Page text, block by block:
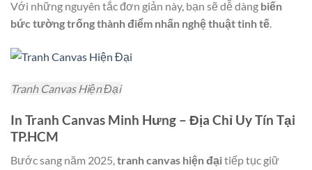
Với những nguyên tắc đơn giản này, bạn sẽ dễ dàng biến
bức tường trống thành điểm nhấn nghệ thuật tinh tế.
Tranh Canvas Hiện Đại
In Tranh Canvas Minh Hưng – Địa Chỉ Uy Tín Tại
TP.HCM
Bước sang năm 2025,tranh canvas hiện đạitiếp tục giữ